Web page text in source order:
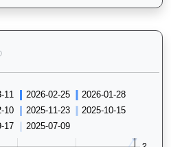
銀進（G266）— 過往走位記錄圖表